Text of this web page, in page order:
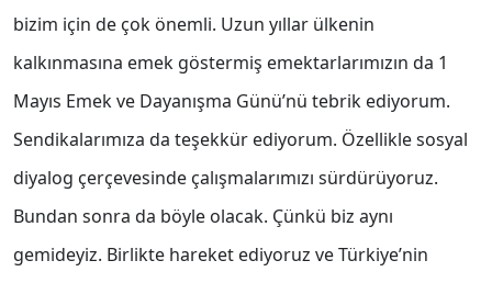
bizim için de çok önemli. Uzun yıllar ülkenin
kalkınmasına emek göstermiş emektarlarımızın da 1
Mayıs Emek ve Dayanışma Günü’nü tebrik ediyorum.
Sendikalarımıza da teşekkür ediyorum. Özellikle sosyal
diyalog çerçevesinde çalışmalarımızı sürdürüyoruz.
Bundan sonra da böyle olacak. Çünkü biz aynı
gemideyiz. Birlikte hareket ediyoruz ve Türkiye’nin